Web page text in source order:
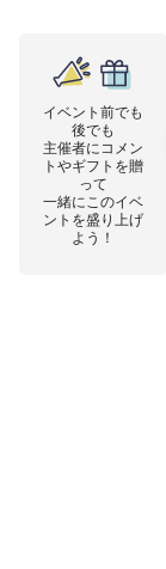
イベント前でも
後でも
主催者にコメン
トやギフトを贈
って
一緒にこのイベ
ントを盛り上げ
よう！